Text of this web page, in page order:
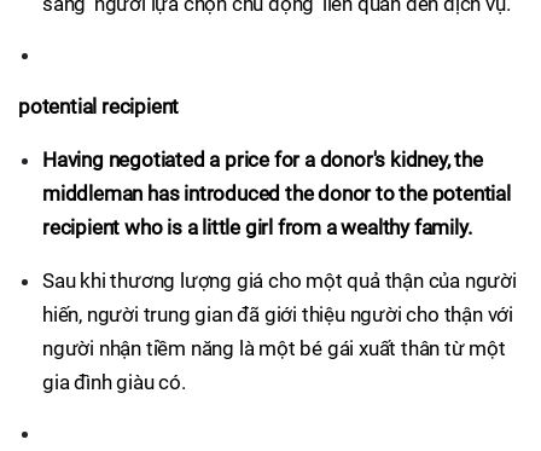
potential recipient
Having negotiated a price for a donor's kidney, the
middleman has introduced the donor to the potential
recipient who is a little girl from a wealthy family.
Sau khi thương lượng giá cho một quả thận của người
hiến, người trung gian đã giới thiệu người cho thận với
người nhận tiềm năng là một bé gái xuất thân từ một
gia đình giàu có.